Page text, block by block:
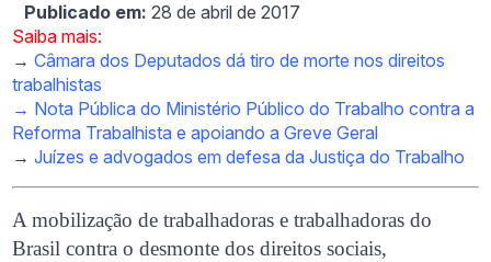
Publicado em: 28 de abril de 2017
Saiba mais:
→Câmara dos Deputados dá tiro de morte nos direitos
trabalhistas
→ Nota Pública do Ministério Público do Trabalho contra a
Reforma Trabalhista e apoiando a Greve Geral
→Juízes e advogados em defesa da Justiça do Trabalho
A mobilização de trabalhadoras e trabalhadoras do
Brasil contra o desmonte dos direitos sociais,